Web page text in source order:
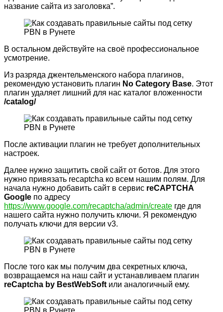
название сайта из заголовка”.
В остальном действуйте на своё профессиональное
усмотрение.
Из разряда джентельменского набора плагинов,
рекомендую установить плагин No Category Base. Этот
плагин удаляет лишний для нас каталог вложенности
/catalog/
После активации плагин не требует дополнительных
настроек.
Далее нужно защитить свой сайт от ботов. Для этого
нужно привязать recaptcha ко всем нашим полям. Для
начала нужно добавить сайт в сервис reCAPTCHA
Google по адресу
https://www.google.com/recaptcha/admin/create где для
нашего сайта нужно получить ключи. Я рекомендую
получать ключи для версии v3.
После того как мы получим два секретных ключа,
возвращаемся на наш сайт и устанавливаем плагин
reCaptcha by BestWebSoft или аналогичный ему.